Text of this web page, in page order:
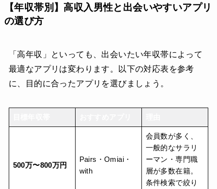
【年収帯別】高収入男性と出会いやすいアプリ
の選び方
「高年収」といっても、出会いたい年収帯によって
最適なアプリは変わります。以下の対応表を参考
に、目的に合ったアプリを選びましょう。
500万〜800万円
Pairs・Omiai・
with
会員数が多く、
一般的なサラリ
ーマン・専門職
層が多数在籍。
条件検索で絞り